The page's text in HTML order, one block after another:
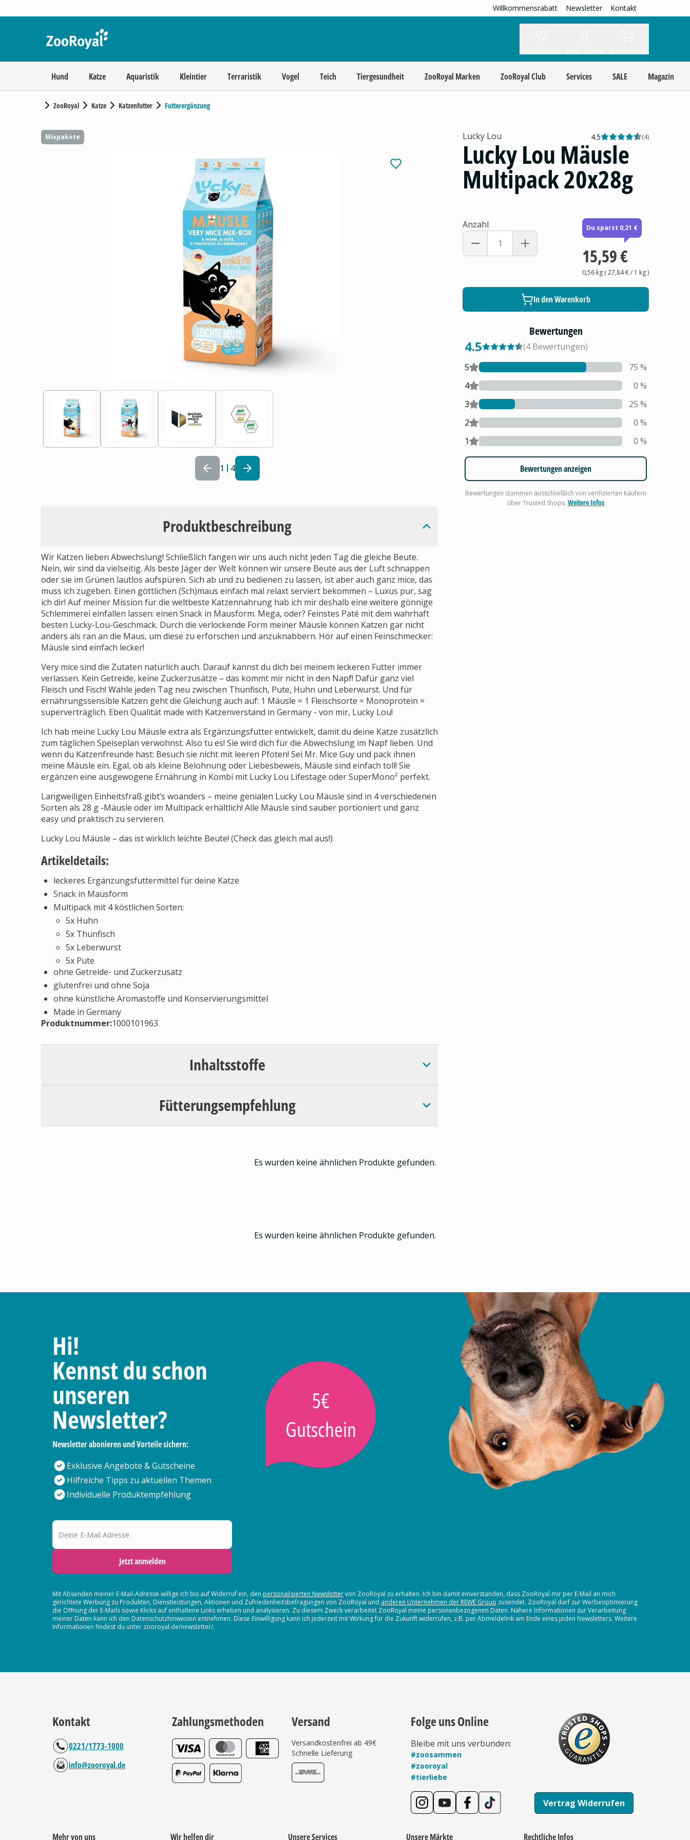
Willkommensrabatt Newsletter Kontakt
Hund Katze Aquaristik Kleintier Terraristik Vogel Teich Tiergesundheit ZooRoyal Marken ZooRoyal Club Services SALE Magazin
ZooRoyal Katze Katzenfutter Futterergänzung
Mixpakete
1 4
Produktbeschreibung
Wir Katzen lieben Abwechslung! Schließlich fangen wir uns auch nicht jeden Tag die gleiche Beute.
Nein, wir sind da vielseitig. Als beste Jäger der Welt können wir unsere Beute aus der Luft schnappen
oder sie im Grünen lautlos aufspüren. Sich ab und zu bedienen zu lassen, ist aber auch ganz mice, das
muss ich zugeben. Einen göttlichen (Sch)maus einfach mal relaxt serviert bekommen – Luxus pur, sag
ich dir! Auf meiner Mission für die weltbeste Katzennahrung hab ich mir deshalb eine weitere gönnige
Schlemmerei einfallen lassen: einen Snack in Mausform. Mega, oder? Feinstes Paté mit dem wahrhaft
besten Lucky-Lou-Geschmack. Durch die verlockende Form meiner Mäusle können Katzen gar nicht
anders als ran an die Maus, um diese zu erforschen und anzuknabbern. Hör auf einen Feinschmecker:
Mäusle sind einfach lecker!
Very mice sind die Zutaten natürlich auch. Darauf kannst du dich bei meinem leckeren Futter immer
verlassen. Kein Getreide, keine Zuckerzusätze – das kommt mir nicht in den Napf! Dafür ganz viel
Fleisch und Fisch! Wähle jeden Tag neu zwischen Thunfisch, Pute, Huhn und Leberwurst. Und für
ernährungssensible Katzen geht die Gleichung auch auf: 1 Mäusle = 1 Fleischsorte = Monoprotein =
superverträglich. Eben Qualität made with Katzenverstand in Germany - von mir, Lucky Lou!
Ich hab meine Lucky Lou Mäusle extra als Ergänzungsfutter entwickelt, damit du deine Katze zusätzlich
zum täglichen Speiseplan verwöhnst. Also tu es! Sie wird dich für die Abwechslung im Napf lieben. Und
wenn du Katzenfreunde hast: Besuch sie nicht mit leeren Pfoten! Sei Mr. Mice Guy und pack ihnen
meine Mäusle ein. Egal, ob als kleine Belohnung oder Liebesbeweis, Mäusle sind einfach toll! Sie
ergänzen eine ausgewogene Ernährung in Kombi mit Lucky Lou Lifestage oder SuperMono² perfekt.
Langweiligen Einheitsfraß gibt’s woanders – meine genialen Lucky Lou Mäusle sind in 4 verschiedenen
Sorten als 28 g -Mäusle oder im Multipack erhältlich! Alle Mäusle sind sauber portioniert und ganz
easy und praktisch zu servieren.
Lucky Lou Mäusle – das ist wirklich leichte Beute! (Check das gleich mal aus!)
Artikeldetails:
leckeres Ergänzungsfuttermittel für deine Katze
Snack in Mausform
Multipack mit 4 köstlichen Sorten:
5x Huhn
5x Thunfisch
5x Leberwurst
5x Pute
ohne Getreide- und Zuckerzusatz
glutenfrei und ohne Soja
ohne künstliche Aromastoffe und Konservierungsmittel
Made in Germany
Produktnummer:1000101963
Inhaltsstoffe
Fütterungsempfehlung
Lucky Lou 4.5 (4)
Lucky Lou Mäusle
Multipack 20x28g
Anzahl Du sparst 0,21 €
15,59 €
0,56 kg(27,84 €/ 1 kg)
In den Warenkorb
Bewertungen
4.5 (4 Bewertungen)
5
75 %
4
0 %
3
25 %
2
0 %
1
0 %
Bewertungen anzeigen
Bewertungen stammen ausschließlich von verifizierten Käufern
über Trusted Shops.Weitere Infos
Es wurden keine ähnlichen Produkte gefunden.
Es wurden keine ähnlichen Produkte gefunden.
Hi!
Kennst du schon
unseren
Newsletter?
Newsletter abonieren und Vorteile sichern:
Exklusive Angebote & Gutscheine
Hilfreiche Tipps zu aktuellen Themen
Individuelle Produktempfehlung
5€
Gutschein
Deine E-Mail Adresse
Jetzt anmelden
Mit Absenden meiner E-Mail-Adresse willige ich bis auf Widerruf ein, den personalisierten Newslettervon ZooRoyal zu erhalten. Ich bin damit einverstanden, dass ZooRoyal mir per E-Mail an mich
gerichtete Werbung zu Produkten, Dienstleistungen, Aktionen und Zufriedenheitsbefragungen von ZooRoyal und anderen Unternehmen der REWE Group zusendet. ZooRoyal darf zur Werbeoptimierung
die Öffnung der E-Mails sowie Klicks auf enthaltene Links erheben und analysieren. Zu diesem Zweck verarbeitet ZooRoyal meine personenbezogenen Daten. Nähere Informationen zur Verarbeitung
meiner Daten kann ich den Datenschutzhinweisen entnehmen. Diese Einwilligung kann ich jederzeit mit Wirkung für die Zukunft widerrufen, z.B. per Abmeldelink am Ende eines jeden Newsletters. Weitere
Informationen findest du unter zooroyal.de/newsletter/.
Kontakt
0221/1773-1000
info@zooroyal.de
Zahlungsmethoden Versand
Versandkostenfrei ab 49€
Schnelle Lieferung
Folge uns Online
Bleibe mit uns verbunden:
#zoosammen
#zooroyal
#tierliebe
Vertrag Widerrufen
Mehr von uns Wir helfen dir Unsere Services Unsere Märkte Rechtliche Infos